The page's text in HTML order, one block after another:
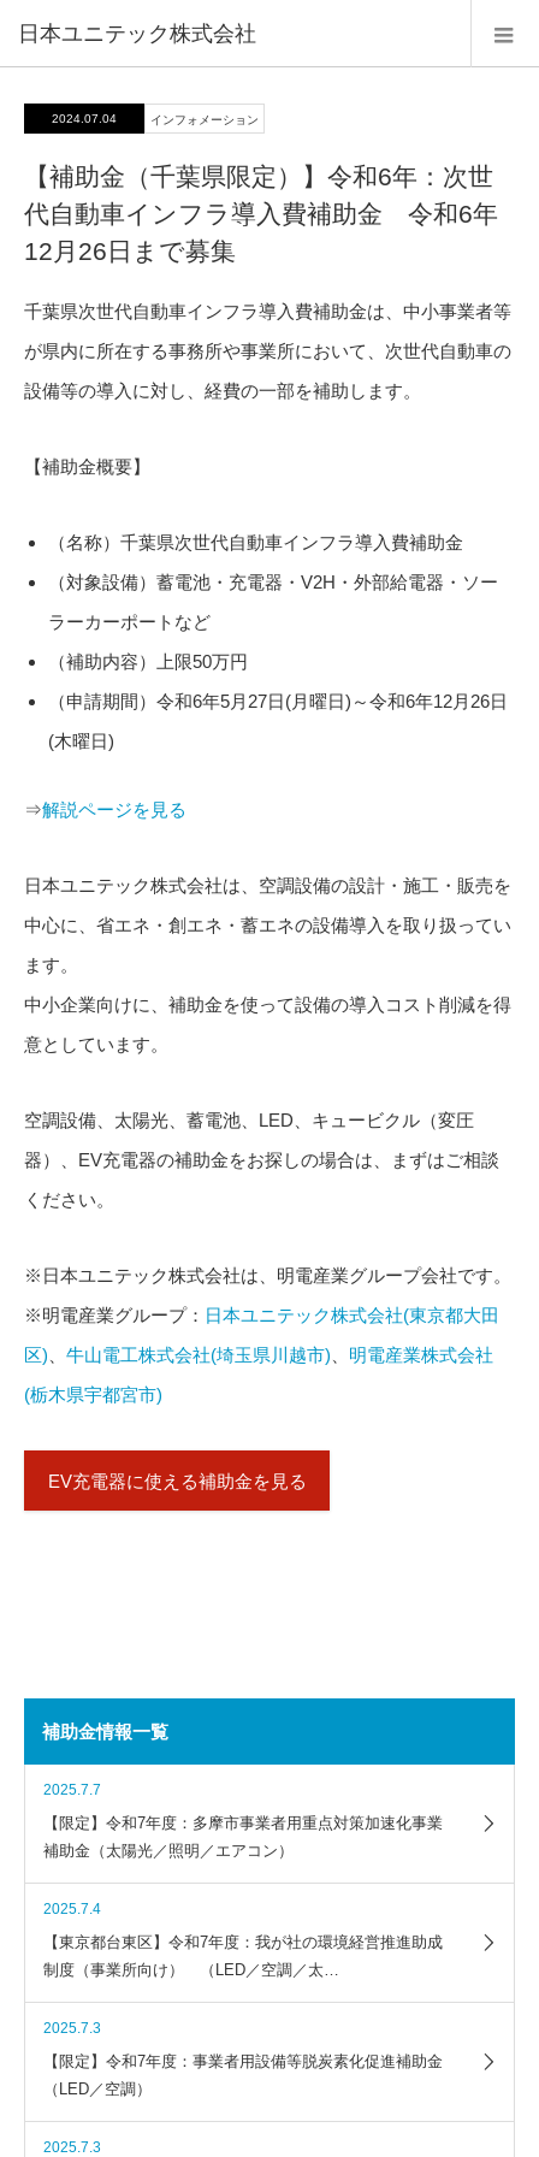
日本ユニテック株式会社
2024.07.04 インフォメーション
【補助金（千葉県限定）】令和6年：次世
代自動車インフラ導入費補助金 令和6年
12月26日まで募集
千葉県次世代自動車インフラ導入費補助金は、中小事業者等
が県内に所在する事務所や事業所において、次世代自動車の
設備等の導入に対し、経費の一部を補助します。
【補助金概要】
（名称）千葉県次世代自動車インフラ導入費補助金
（対象設備）蓄電池・充電器・V2H・外部給電器・ソー
ラーカーポートなど
（補助内容）上限50万円
（申請期間）令和6年5月27日(月曜日)～令和6年12月26日
(木曜日)
⇒解説ページを見る
日本ユニテック株式会社は、空調設備の設計・施工・販売を
中心に、省エネ・創エネ・蓄エネの設備導入を取り扱ってい
ます。
中小企業向けに、補助金を使って設備の導入コスト削減を得
意としています。
空調設備、太陽光、蓄電池、LED、キュービクル（変圧
器）、EV充電器の補助金をお探しの場合は、まずはご相談
ください。
※日本ユニテック株式会社は、明電産業グループ会社です。
※明電産業グループ： 日本ユニテック株式会社(東京都大田
区)
牛山電工株式会社(埼玉県川越市)
明電産業株式会社
(栃木県宇都宮市)
EV充電器に使える補助金を見る
補助金情報一覧
2025.7.7
【限定】令和7年度：多摩市事業者用重点対策加速化事業
補助金（太陽光／照明／エアコン）
2025.7.4
【東京都台東区】令和7年度：我が社の環境経営推進助成
制度（事業所向け） （LED／空調／太…
2025.7.3
【限定】令和7年度：事業者用設備等脱炭素化促進補助金
（LED／空調）
2025.7.3